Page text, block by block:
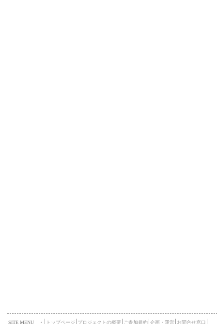
SITE MENU ・ トップページ プロジェクトの概要 ご参加規約 企画・運営 お問合せ窓口